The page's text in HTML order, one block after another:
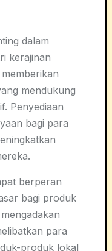
dalam
kerajinan
mendukung
Penyediaan
bagi para
berperan
bagi produk
para
produk lokal